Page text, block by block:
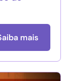
mais